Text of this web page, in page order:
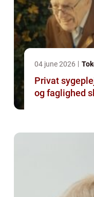
04 june 2026
Privat sygepleje i
og faglighed